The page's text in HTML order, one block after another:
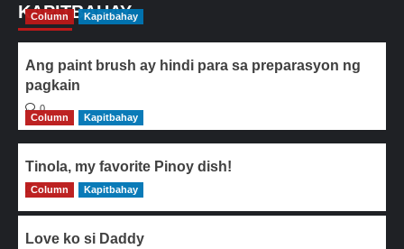
KAPITBAHAY
Column Kapitbahay
Ang paint brush ay hindi para sa preparasyon ng
pagkain
0
Column
Kapitbahay
Tinola, my favorite Pinoy dish!
0
Column Kapitbahay
Love ko si Daddy